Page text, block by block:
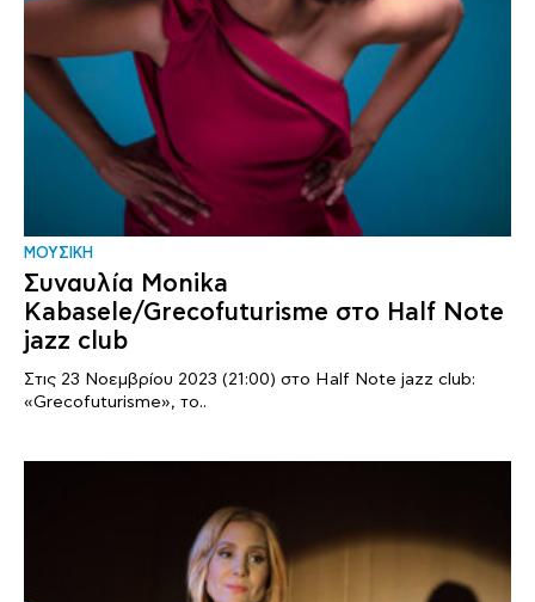
ΜΟΥΣΙΚΗ
Συναυλία Monika
Kabasele/Grecofuturisme στο Half Note
jazz club
Στις 23 Νοεμβρίου 2023 (21:00) στο Half Note jazz club:
«Grecofuturisme», το..